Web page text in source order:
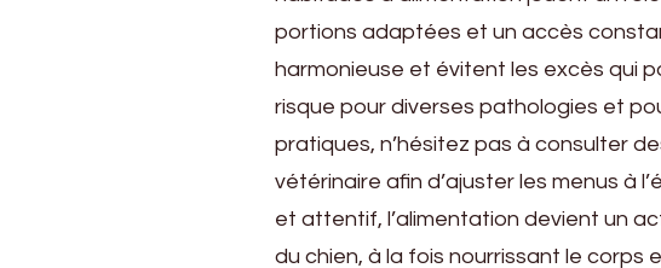
portions adaptées et un accès
harmonieuse et évitent les excès qui
risque pour diverses pathologies et
pratiques, n’hésitez pas à consulter
vétérinaire afin d’ajuster les menus à
et attentif, l’alimentation devient un
du chien, à la fois nourrissant le corps